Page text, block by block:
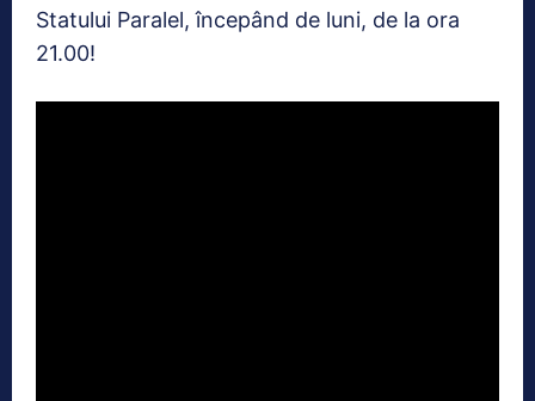
Statului Paralel, începând de luni, de la ora
21.00!